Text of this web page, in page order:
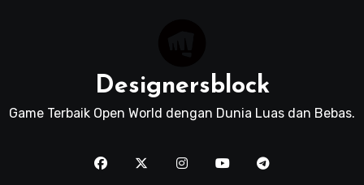
Designersblock
Game Terbaik Open World dengan Dunia Luas dan Bebas.